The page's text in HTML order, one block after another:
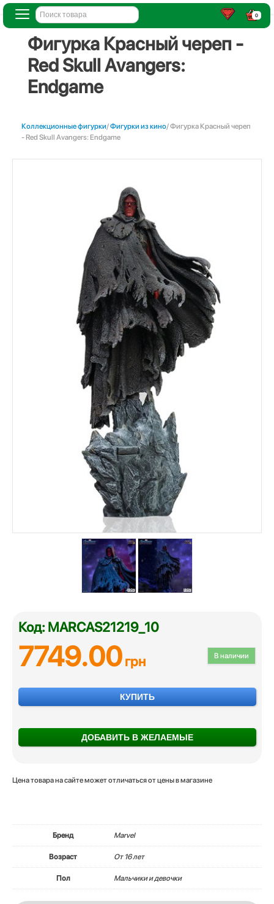
0
Фигурка Красный череп -
Red Skull Avangers:
Endgame
Коллекционные фигурки/Фигурки из кино/ Фигурка Красный череп
- Red Skull Avangers: Endgame
Код: MARCAS21219_10
В наличии
7749.00грн
КУПИТЬ
ДОБАВИТЬ В ЖЕЛАЕМЫЕ
Цена товара на сайте может отличаться от цены в магазине
Бренд Marvel
Возраст От 16 лет
Пол Мальчики и девочки